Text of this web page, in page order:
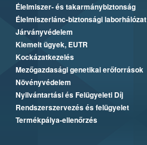
Élelmiszer- és takarmánybiztonság
Élelmiszerlánc-biztonsági laborhálózat
Járványvédelem
Kiemelt ügyek, EUTR
Kockázatkezelés
Mezőgazdasági genetikai erőforrások
Növényvédelem
Nyilvántartási és Felügyeleti Díj
Rendszerszervezés és felügyelet
Termékpálya-ellenőrzés